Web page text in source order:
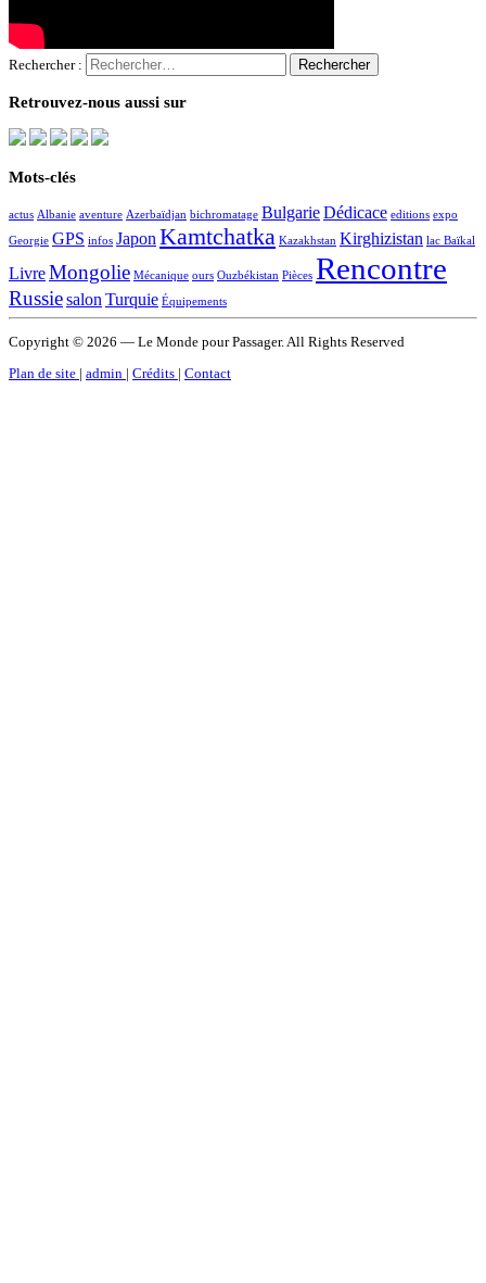
Rechercher :
Retrouvez-nous aussi sur
Mots-clés
actus Albanie aventure Azerbaïdjan bichromatage BulgarieDédicace editions expo
Georgie GPS infos Japon Kamtchatka Kazakhstan Kirghizistan lac Baïkal
LivreMongolie Mécanique ours Ouzbékistan Pièces Rencontre
Russiesalon Turquie Équipements
Copyright © 2026 — Le Monde pour Passager. All Rights Reserved
Plan de site | admin | Crédits | Contact